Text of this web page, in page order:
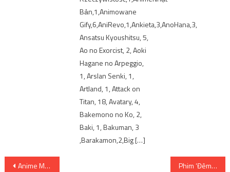
Bản,1,Animowane
Gify,6,AniRevo,1,Ankieta,3,AnoHana,3,
Ansatsu Kyoushitsu, 5,
Ao no Exorcist, 2, Aoki
Hagane no Arpeggio,
1, Arslan Senki, 1,
Artland, 1, Attack on
Titan, 18, Avatary, 4,
Bakemono no Ko, 2,
Baki, 1, Bakuman, 3
,Barakamon,2,Big […]
Post
Anime Mob Psycho 100 season 3 nhá hàng trailer ‘đỉnh của đỉnh’. Đặt thời gian phát hành Phim ‘Đêm rực rỡ’ đoạt giải Cánh diều